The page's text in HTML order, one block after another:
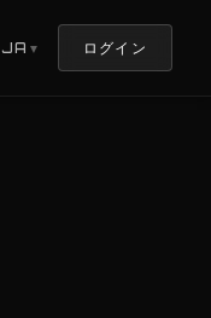
JA ▼ ログイン